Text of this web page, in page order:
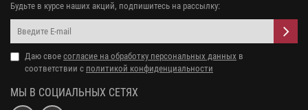
Будьте в курсе наших акций, подпишитесь на рассылку:
Даю свое согласие на обработку персональных данных в
соответствии с политикой конфиденциальности
МЫ В СОЦИАЛЬНЫХ СЕТЯХ